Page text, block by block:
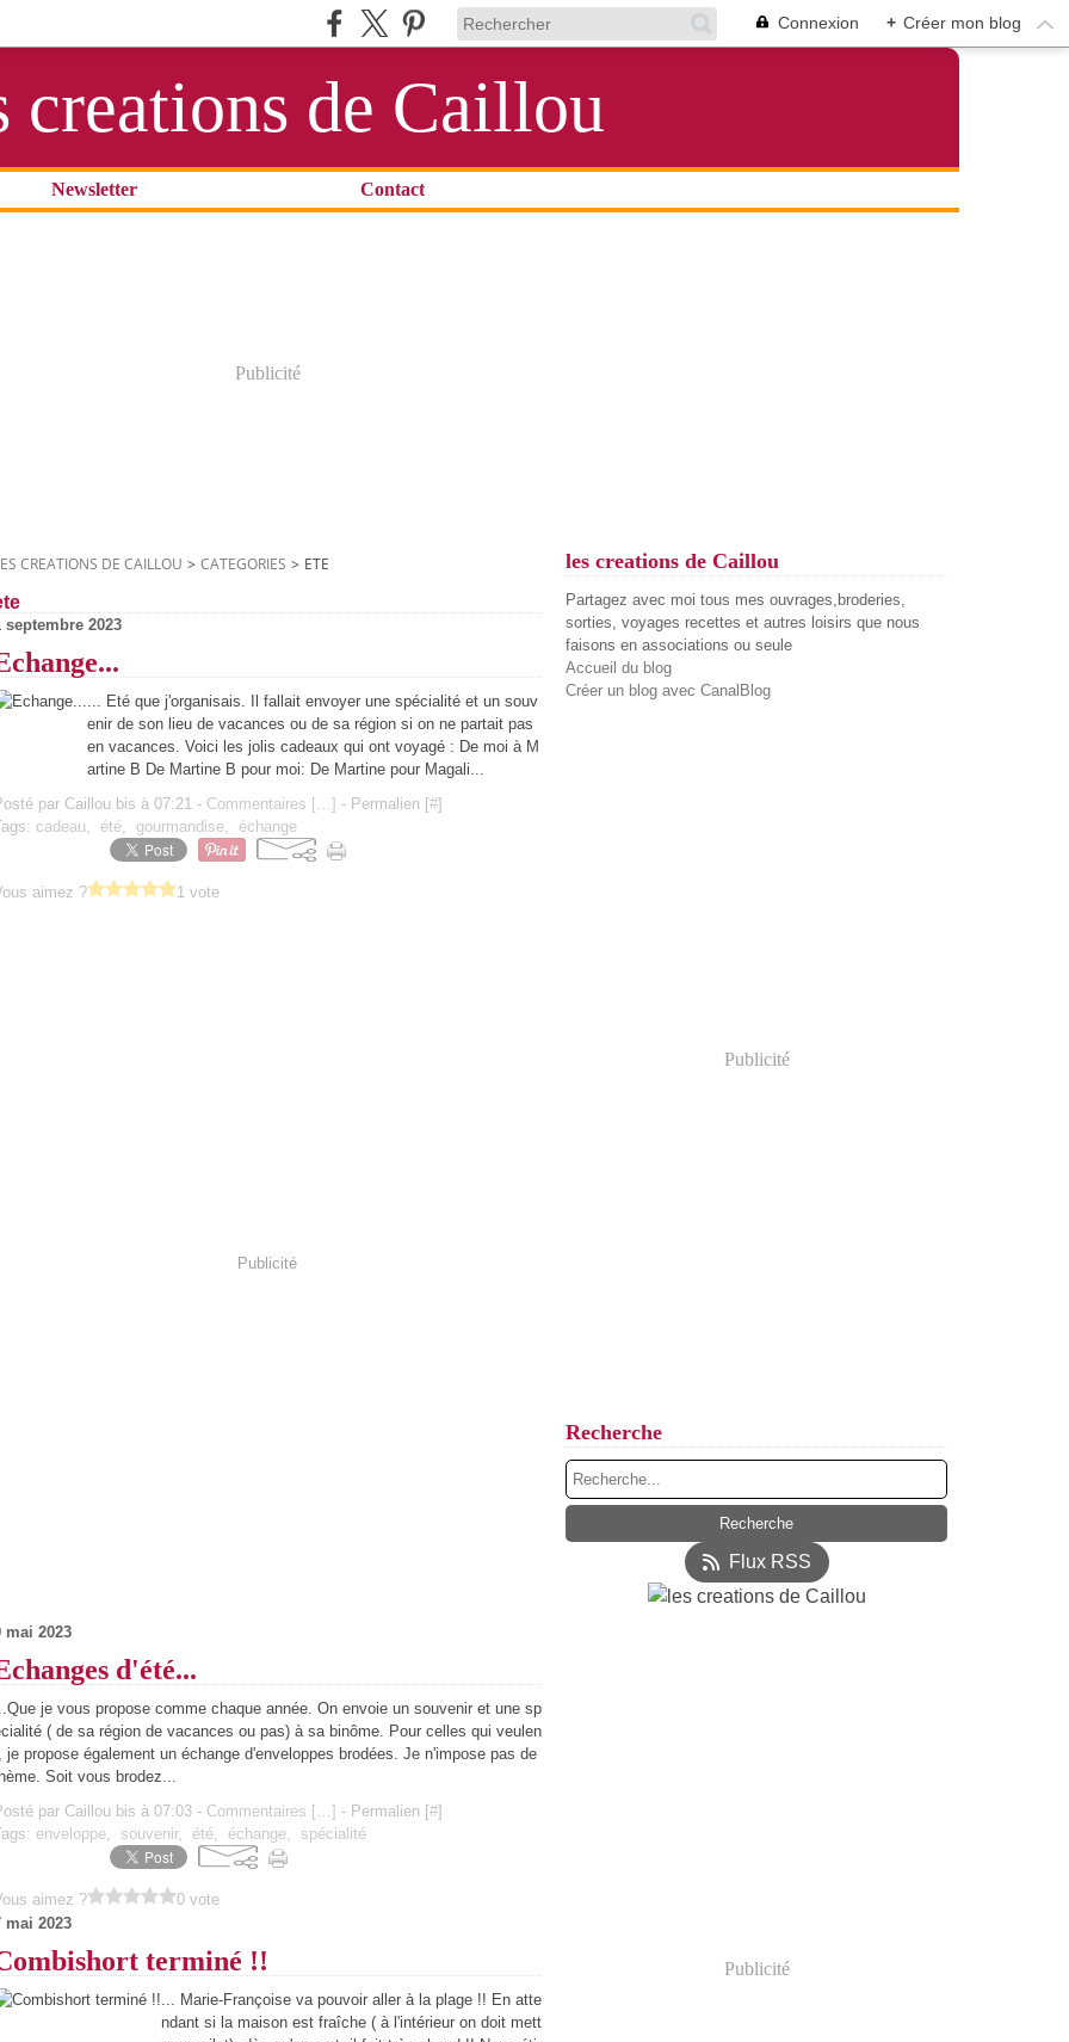
Connexion + Créer mon blog
creations de Caillou
Newsletter Contact
Publicité
CREATIONS DE CAILLOU > CATEGORIES > ETE
septembre 2023
... Eté que j'organisais. Il fallait envoyer une spécialité et un souv
enir de son lieu de vacances ou de sa région si on ne partait pas
en vacances. Voici les jolis cadeaux qui ont voyagé : De moi à M
artine B De Martine B pour moi: De Martine pour Magali...
par Caillou bis à 07:21 - Commentaires [ …] - Permalien [#]
cadeau, été, gourmandise, échange
aimez ? 1 vote
Publicité
mai 2023
d'été...
je vous propose comme chaque année. On envoie un souvenir et une sp
( de sa région de vacances ou pas) à sa binôme. Pour celles qui veulen
je propose également un échange d'enveloppes brodées. Je n'impose pas de
Soit vous brodez...
par Caillou bis à 07:03 - Commentaires [ …] - Permalien [#]
enveloppe, souvenir, été, échange, spécialité
aimez ?
0 vote
mai 2023
terminé !!
... Marie-Françoise va pouvoir aller à la plage !! En atte
ndant si la maison est fraîche ( à l'intérieur on doit mett
les creations de Caillou
Partagez avec moi tous mes ouvrages,broderies,
sorties, voyages recettes et autres loisirs que nous
faisons en associations ou seule
Accueil du blog
Créer un blog avec CanalBlog
Publicité
Recherche
Flux RSS
Publicité